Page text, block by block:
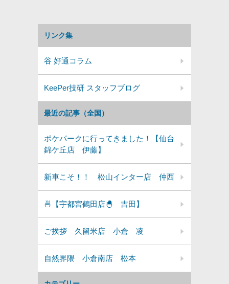
最近の記事（全国）
ポケパークに行ってきました！【仙台
錦ケ丘店 伊藤】
新車こそ！！ 松山インター店 仲西
🍜【宇都宮鶴田店🐣 吉田】
ご挨拶 久留米店 小倉 凌
自然界隈 小倉南店 松本
リンク集
谷 好通コラム
KeePer技研 スタッフブログ